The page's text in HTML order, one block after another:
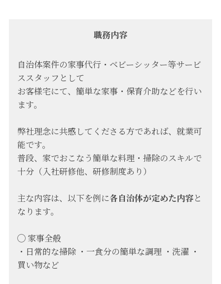
職務内容
自治体案件の家事代行・ベビーシッター等サービ
ススタッフとして
お客様宅にて、簡単な家事・保育介助などを行い
ます。
弊社理念に共感してくださる方であれば、就業可
能です。
普段、家でおこなう簡単な料理・掃除のスキルで
十分（入社研修他、研修制度あり）
主な内容は、以下を例に各自治体が定めた内容と
なります。
◯ 家事全般
・日常的な掃除 ・一食分の簡単な調理 ・洗濯 ・
買い物など